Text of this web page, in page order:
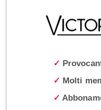
✓
✓ Molti
✓